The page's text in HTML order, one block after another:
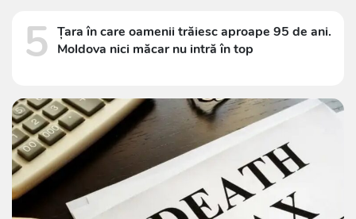
5 Țara în care oamenii trăiesc aproape 95 de ani.
Moldova nici măcar nu intră în top